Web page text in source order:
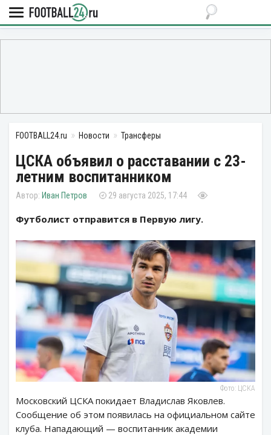
FOOTBALL24.ru Новости Трансферы
ЦСКА объявил о расставании с 23-
летним воспитанником
Иван Петров 29 августа 2025, 17:44
Футболист отправится в Первую лигу.
Фото: ЦСКА
Московский ЦСКА покидает Владислав Яковлев.
Сообщение об этом появилась на официальном сайте
клуба. Нападающий — воспитанник академии